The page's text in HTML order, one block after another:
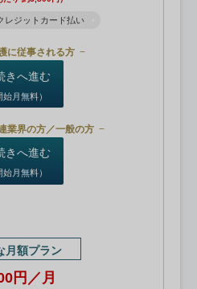
レジットカード払い
に従事される方
きへ進む
始月無料）
業界の方／一般の方
きへ進む
始月無料）
月額プラン
円／月